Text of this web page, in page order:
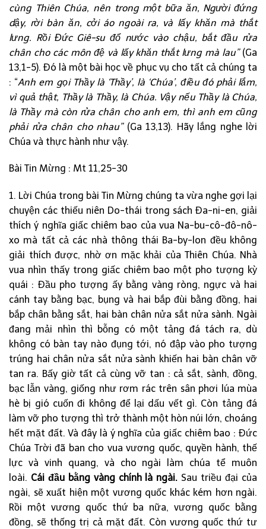
cùng Thiên Chúa, nên trong một bữa ăn, Người đứng
dậy, rời bàn ăn, cởi áo ngoài ra, và lấy khăn mà thắt
lưng. Rồi Đức Giê-su đổ nước vào chậu, bắt đầu rửa
chân cho các môn đệ và lấy khăn thắt lưng mà lau” (Ga
13,1-5). Đó là một bài học về phục vụ cho tất cả chúng ta
: “Anh em gọi Thầy là ‘Thầy’, là ‘Chúa’, điều đó phải lắm,
vì quả thật, Thầy là Thầy, là Chúa. Vậy nếu Thầy là Chúa,
là Thầy mà còn rửa chân cho anh em, thì anh em cũng
phải rửa chân cho nhau”(Ga 13,13). Hãy lắng nghe lời
Chúa và thực hành như vậy.
Bài Tin Mừng : Mt 11,25-30
1. Lời Chúa trong bài Tin Mừng chúng ta vừa nghe gợi lại
chuyện các thiếu niên Do-thái trong sách Đa-ni-en, giải
thích ý nghĩa giấc chiêm bao của vua Na-bu-cô-đô-nô-
xo mà tất cả các nhà thông thái Ba-by-lon đều không
giải thích được, nhờ ơn mặc khải của Thiên Chúa. Nhà
vua nhìn thấy trong giấc chiêm bao một pho tượng kỳ
quái : Đầu pho tượng ấy bằng vàng ròng, ngực và hai
cánh tay bằng bạc, bụng và hai bắp đùi bằng đồng, hai
bắp chân bằng sắt, hai bàn chân nửa sắt nửa sành. Ngài
đang mải nhìn thì bỗng có một tảng đá tách ra, dù
không có bàn tay nào đụng tới, nó đập vào pho tượng
trúng hai chân nửa sắt nửa sành khiến hai bàn chân vỡ
tan ra. Bấy giờ tất cả cùng vỡ tan : cả sắt, sành, đồng,
bạc lẫn vàng, giống như rơm rác trên sân phơi lúa mùa
hè bị gió cuốn đi không để lại dấu vết gì. Còn tảng đá
làm vỡ pho tượng thì trở thành một hòn núi lớn, choáng
hết mặt đất. Và đây là ý nghĩa của giấc chiêm bao : Đức
Chúa Trời đã ban cho vua vương quốc, quyền hành, thế
lực và vinh quang, và cho ngài làm chúa tể muôn
loài. Cái đầu bằng vàng chính là ngài. Sau triều đại của
ngài, sẽ xuất hiện một vương quốc khác kém hơn ngài.
Rồi một vương quốc thứ ba nữa, vương quốc bằng
đồng, sẽ thống trị cả mặt đất. Còn vương quốc thứ tư